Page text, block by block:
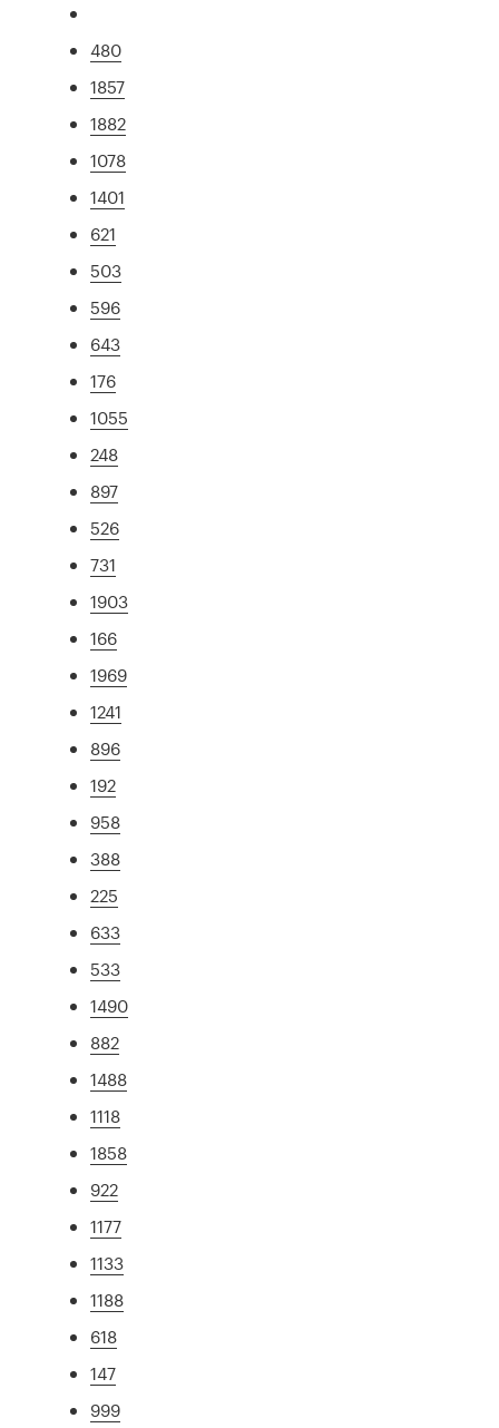
480
1857
1882
1078
1401
621
503
596
643
176
1055
248
897
526
731
1903
166
1969
1241
896
192
958
388
225
633
533
1490
882
1488
1118
1858
922
1177
1133
1188
618
147
999